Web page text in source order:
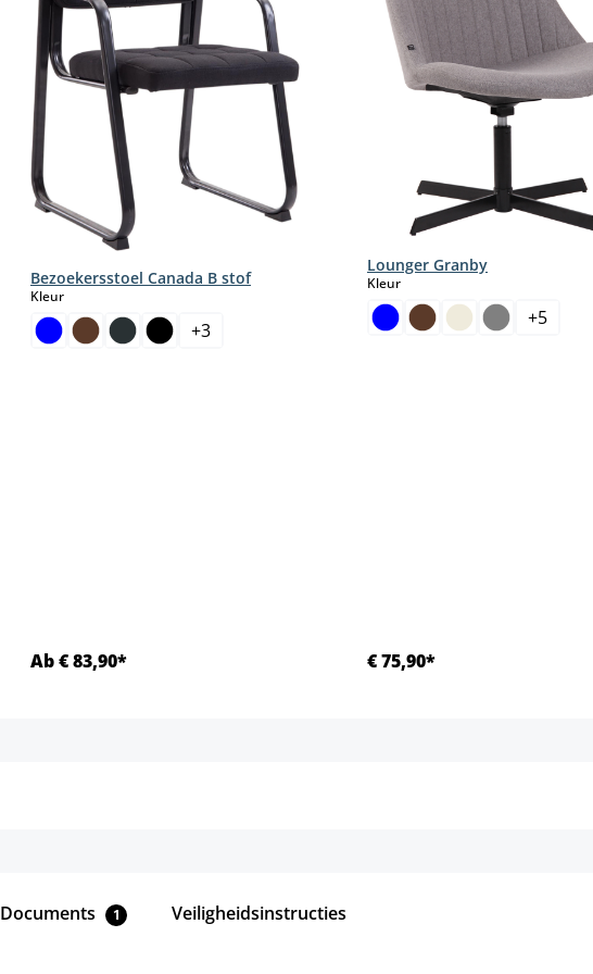
Bezoekersstoel Canada B stof
Kleurselect
+3
Ab € 83,90*
Lounger Granby
Kleurselect
+5
€ 75,90*
Documents 1 Veiligheidsinstructies